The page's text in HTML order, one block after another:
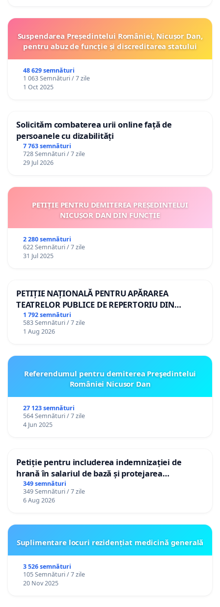
Suspendarea Președintelui României, Nicușor Dan,
pentru abuz de funcție și discreditarea statului
48 629 semnături
1 063 Semnături / 7 zile
1 Oct 2025
Solicităm combaterea urii online față de
persoanele cu dizabilități
7 763 semnături
728 Semnături / 7 zile
29 Jul 2026
PETIȚIE PENTRU DEMITEREA PREȘEDINTELUI
NICUȘOR DAN DIN FUNCȚIE
2 280 semnături
622 Semnături / 7 zile
31 Jul 2025
PETIȚIE NAȚIONALĂ PENTRU APĂRAREA
TEATRELOR PUBLICE DE REPERTORIU DIN
ROMÂNIA
1 792 semnături
583 Semnături / 7 zile
1 Aug 2026
Referendumul pentru demiterea Preşedintelui
României Nicusor Dan
27 123 semnături
564 Semnături / 7 zile
4 Jun 2025
Petiție pentru includerea indemnizației de
hrană în salariul de bază și protejarea
gradațiilor de vechime pentru asistenții
personali
349 semnături
349 Semnături / 7 zile
6 Aug 2026
Suplimentare locuri rezidențiat medicină generală
3 526 semnături
105 Semnături / 7 zile
20 Nov 2025